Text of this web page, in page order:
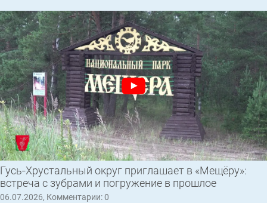
Гусь‑Хрустальный округ приглашает в «Мещёру»:
встреча с зубрами и погружение в прошлое
06.07.2026, Комментарии: 0